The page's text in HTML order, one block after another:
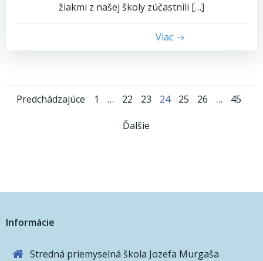
žiakmi z našej školy zúčastnili […]
Viac
Posts
navigation
Predchádzajúce
Posts
navigation
Page
1 … Page
22 Page
23 Page
24 Page
25 Page
26 … Page
45
Posts
Ďalšie
Informácie
Stredná priemyselná škola Jozefa Murgaša